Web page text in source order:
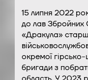
15 липня 2022
до лав Збройних
«Дракула»
окремої
бригади з